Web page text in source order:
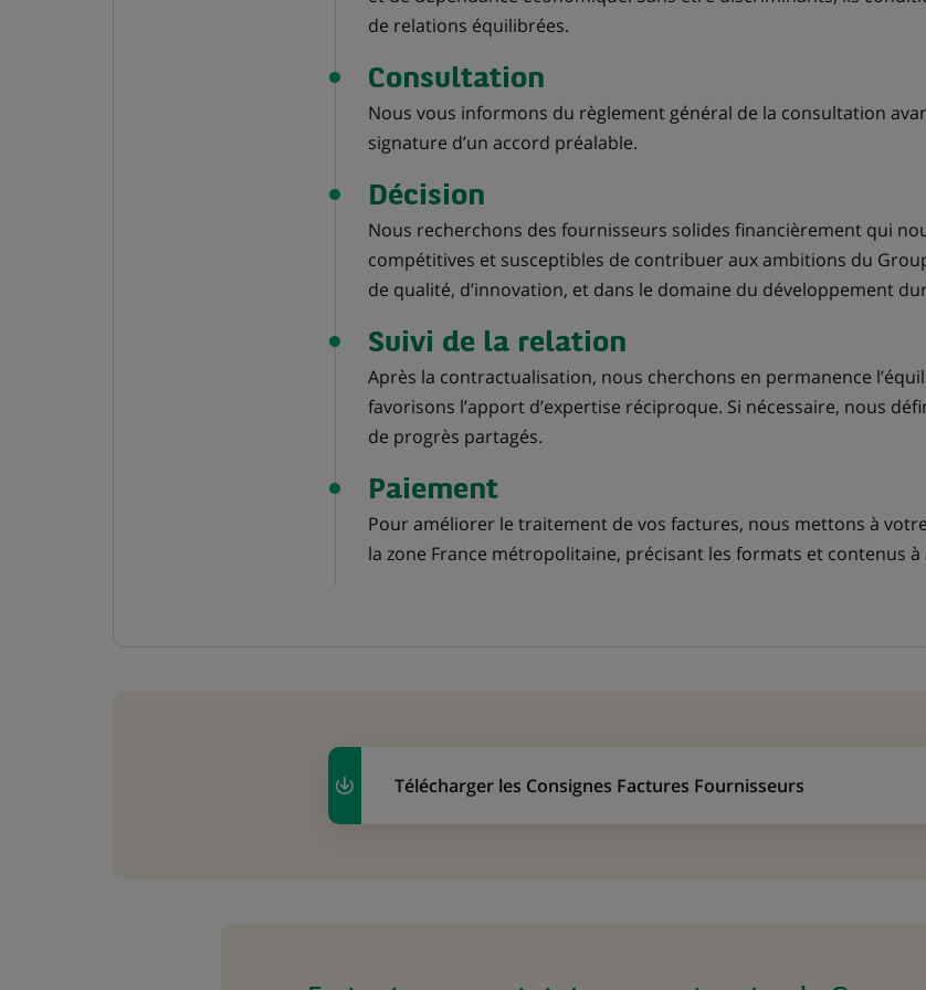
de relations équilibrées.
Consultation
Nous vous informons du règlement général de la consultation
signature d’un accord préalable.
Décision
Nous recherchons des fournisseurs solides financièrement qui
compétitives et susceptibles de contribuer aux ambitions du
de qualité, d’innovation, et dans le domaine du développement
Suivi de la relation
Après la contractualisation, nous cherchons en permanence
favorisons l’apport d’expertise réciproque. Si nécessaire, nous
de progrès partagés.
Paiement
Pour améliorer le traitement de vos factures, nous mettons à
la zone France métropolitaine, précisant les formats et contenus à
Télécharger les Consignes Factures Fournisseurs
(Ce
lien